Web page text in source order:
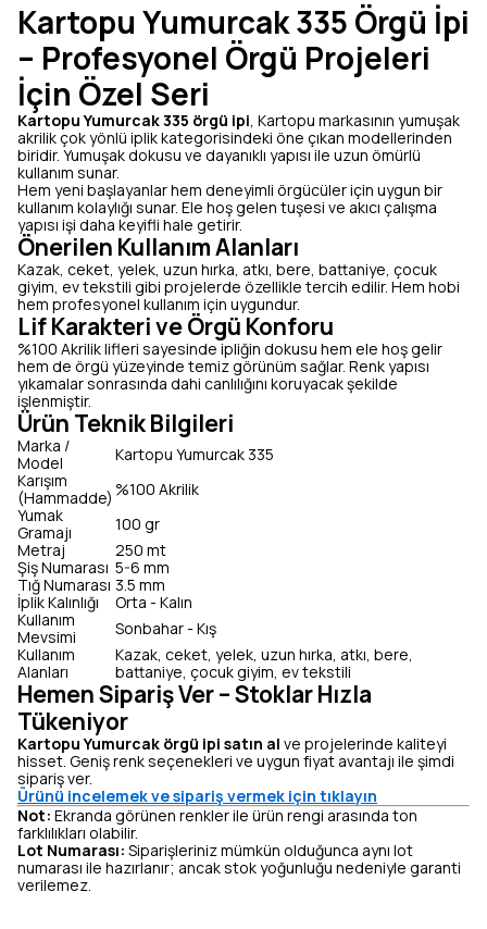
Kartopu Yumurcak 335 Örgü İpi
– Profesyonel Örgü Projeleri
İçin Özel Seri
Kartopu Yumurcak 335 örgü ipi, Kartopu markasının yumuşak
akrilik çok yönlü iplik kategorisindeki öne çıkan modellerinden
biridir. Yumuşak dokusu ve dayanıklı yapısı ile uzun ömürlü
kullanım sunar.
Hem yeni başlayanlar hem deneyimli örgücüler için uygun bir
kullanım kolaylığı sunar. Ele hoş gelen tuşesi ve akıcı çalışma
yapısı işi daha keyifli hale getirir.
Önerilen Kullanım Alanları
Kazak, ceket, yelek, uzun hırka, atkı, bere, battaniye, çocuk
giyim, ev tekstili gibi projelerde özellikle tercih edilir. Hem hobi
hem profesyonel kullanım için uygundur.
Lif Karakteri ve Örgü Konforu
%100 Akrilik lifleri sayesinde ipliğin dokusu hem ele hoş gelir
hem de örgü yüzeyinde temiz görünüm sağlar. Renk yapısı
yıkamalar sonrasında dahi canlılığını koruyacak şekilde
işlenmiştir.
Ürün Teknik Bilgileri
Marka /
Model
Kartopu Yumurcak 335
Karışım
(Hammadde) %100 Akrilik
Yumak
Gramajı
100 gr
Metraj
250 mt
Şiş Numarası 5-6 mm
Tığ Numarası 3.5 mm
İplik Kalınlığı
Orta - Kalın
Kullanım
Mevsimi
Sonbahar - Kış
Kullanım
Alanları
Kazak, ceket, yelek, uzun hırka, atkı, bere,
battaniye, çocuk giyim, ev tekstili
Hemen Sipariş Ver – Stoklar Hızla
Tükeniyor
Kartopu Yumurcak örgü ipi satın al ve projelerinde kaliteyi
hisset. Geniş renk seçenekleri ve uygun fiyat avantajı ile şimdi
sipariş ver.
Ürünü incelemek ve sipariş vermek için tıklayın
Not: Ekranda görünen renkler ile ürün rengi arasında ton
farklılıkları olabilir.
Lot Numarası: Siparişleriniz mümkün olduğunca aynı lot
numarası ile hazırlanır; ancak stok yoğunluğu nedeniyle garanti
verilemez.